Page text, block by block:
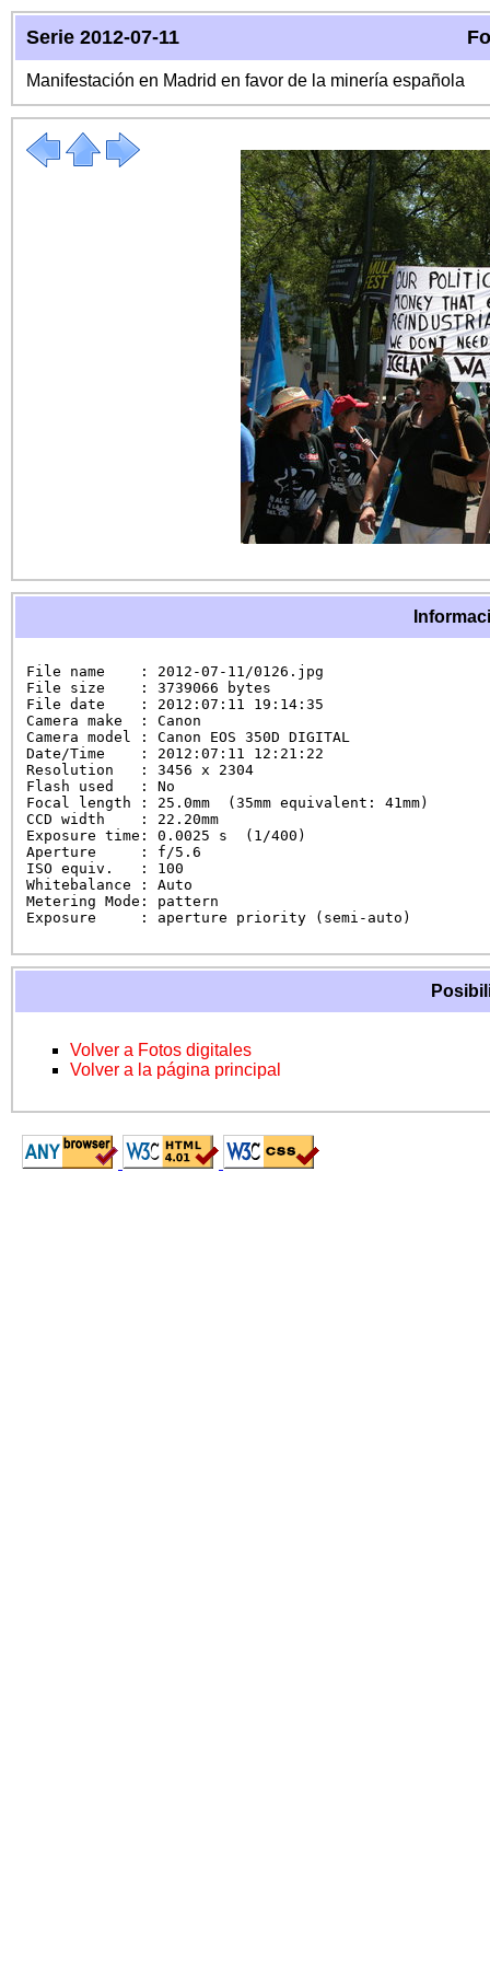
Serie 2012-07-11
Manifestación en Madrid en favor de la minería española
File name    : 2012-07-11/0126.jpg
File size    : 3739066 bytes
File date    : 2012:07:11 19:14:35
Camera make  : Canon
Camera model : Canon EOS 350D DIGITAL
Date/Time    : 2012:07:11 12:21:22
Resolution   : 3456 x 2304
Flash used   : No
Focal length : 25.0mm  (35mm equivalent: 41mm)
CCD width    : 22.20mm
Exposure time: 0.0025 s  (1/400)
Aperture     : f/5.6
ISO equiv.   : 100
Whitebalance : Auto
Metering Mode: pattern
Exposure     : aperture priority (semi-auto)
Volver a Fotos digitales
Volver a la página principal